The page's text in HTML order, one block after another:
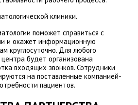
клиники.
поможет справиться с
и окажет информационную
круглосуточно. Для любого
центра будет организована
входящих звонков. Сотрудники
на поставленные компанией-
пациентов.